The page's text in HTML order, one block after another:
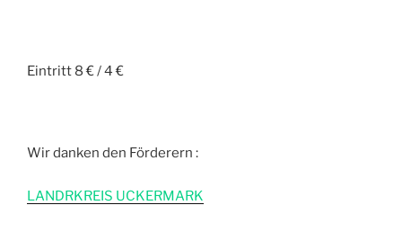
Eintritt 8 € / 4 €
Wir danken den Förderern :
LANDRKREIS UCKERMARK